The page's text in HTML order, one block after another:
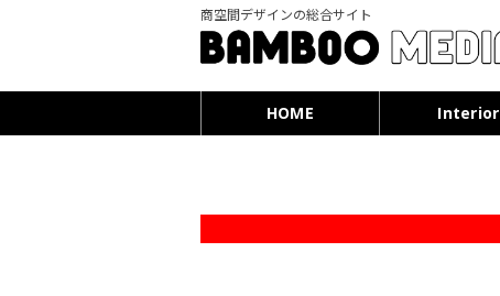
商空間デザインの総合サイト
HOME Interior